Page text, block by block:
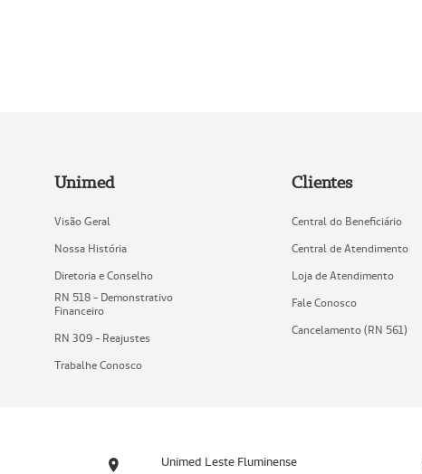
Unimed
Visão Geral
Nossa História
Diretoria e Conselho
RN 518 - Demonstrativo
Financeiro
RN 309 - Reajustes
Trabalhe Conosco
Clientes
Central do Beneficiário
Central de Atendimento
Loja de Atendimento
Fale Conosco
Cancelamento (RN 561)
Unimed Leste Fluminense